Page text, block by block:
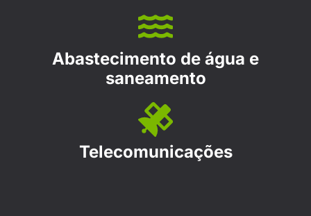
Abastecimento de água e
saneamento
Telecomunicações